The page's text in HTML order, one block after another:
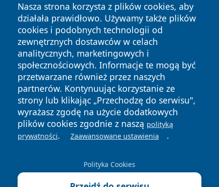
Nasza strona korzysta z plików cookies, aby
działała prawidłowo. Używamy także plików
cookies i podobnych technologii od
zewnętrznych dostawców w celach
analitycznych, marketingowych i
społecznościowych. Informacje te mogą być
przetwarzane również przez naszych
partnerów. Kontynuując korzystanie ze
strony lub klikając „Przechodzę do serwisu",
wyrażasz zgodę na użycie dodatkowych
plików cookies zgodnie z naszą polityką
prywatności. Zaawansowane ustawienia .
Polityka Cookies
Copyright © 2026 echowarszawy.pl Wszystkie prawa
zastrzeżone.
News Autorzy
Polityka
Prywatności
Polityka
Cookies